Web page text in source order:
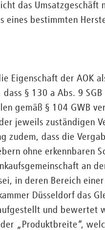
das Umsatzgeschäft
eines bestimmten
Eigenschaft der AOK
§ 130 a Abs. 9
gemäß § 104 GWB
jeweils zuständigen
zudem, dass die
ohne erkennbaren
an
in deren Bereich
Düsseldorf das
und bewertet
„Produktbreite“,